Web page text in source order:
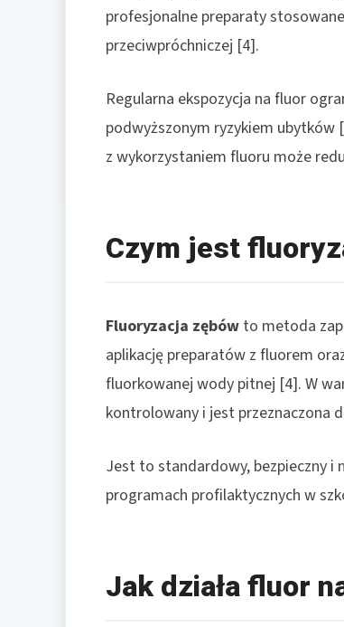
profesjonalne preparaty
przeciwpróchniczej [4].
Regularna ekspozycja na fluor
podwyższonym ryzykiem ubytków
z wykorzystaniem fluoru może
Czym jest
Fluoryzacja zębów to metoda
aplikację preparatów z fluorem
fluorkowanej wody pitnej [4]. W
kontrolowany i jest przeznaczona
Jest to standardowy, bezpieczny i
programach profilaktycznych w
Jak działa fluor